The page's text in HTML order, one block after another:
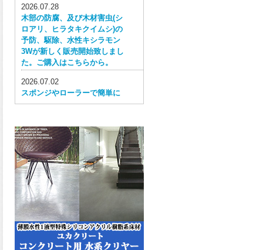
2026.07.28
木部の防腐、及び木材害虫(シ
ロアリ、ヒラタキクイムシ)の
予防、駆除、水性キシラモン
3Wが新しく販売開始致しまし
た。ご購入はこちらから。
2026.07.02
スポンジやローラーで簡単に
塗ってはがせる目かくし用水
イントが新しく販売開始致し
ました。ご購入はこちらか
ら。
2026.06.30
ウレタン特有の網目構造の反
応塗膜は、強靭で耐衝撃性、
耐擦り傷性、耐摩耗性に優れ
た機能を発揮、フローンフル
トップが新しく販売開始致し
ました。ご購入はこちらか
ら。